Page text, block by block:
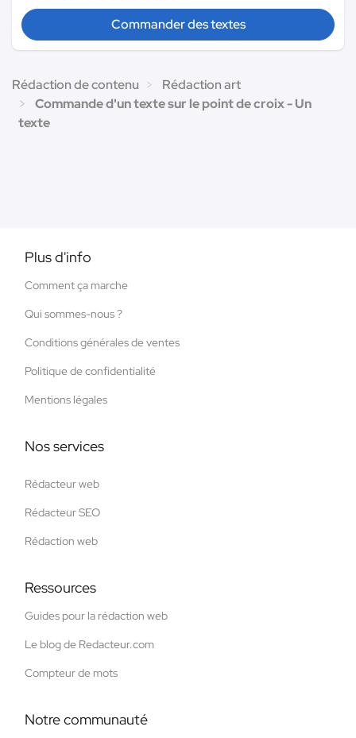
Commander des textes
Rédaction de contenu
Rédaction art
Commande d'un texte sur le point de croix - Un
texte
Plus d'info
Comment ça marche
Qui sommes-nous ?
Conditions générales de ventes
Politique de confidentialité
Mentions légales
Nos services
Rédacteur web
Rédacteur SEO
Rédaction web
Ressources
Guides pour la rédaction web
Le blog de Redacteur.com
Compteur de mots
Notre communauté